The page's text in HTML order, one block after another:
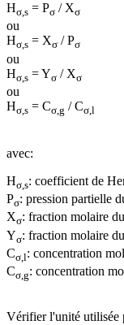
Hσ,s = Pσ / Xσ
ou
Hσ,s = Xσ / Pσ
ou
Hσ,s = Yσ / Xσ
ou
Hσ,s = Cσ,g / Cσ,l
avec:
Hσ,s: coefficient de
Pσ: pression partielle
Xσ: fraction molaire
Yσ: fraction molaire
Cσ,l: concentration
Cσ,g: concentration
Vérifier l'unité utilisée